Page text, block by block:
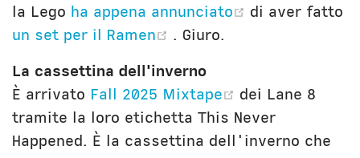
la Lego ha appena annunciato (opens new
di aver fatto
un set per il Ramen
(opens new window)
. Giuro.
La cassettina dell'inverno
È arrivato Fall 2025 Mixtape (opens new
dei Lane 8
tramite la loro etichetta This Never
Happened. È la cassettina dell'inverno che